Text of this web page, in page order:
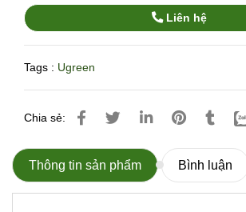
Liên hệ
Tags : Ugreen
Chia sẻ:
Thông tin sản phẩm Bình luận